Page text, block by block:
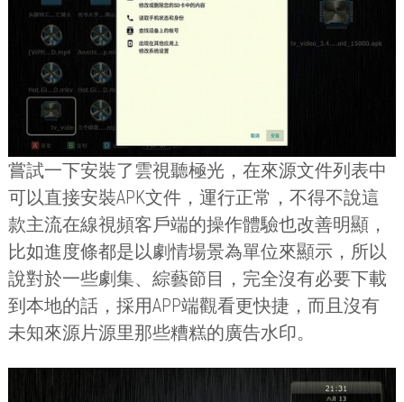
嘗試一下安裝了雲視聽極光，在來源文件列表中
可以直接安裝APK文件，運行正常，不得不說這
款主流在線視頻客戶端的操作體驗也改善明顯，
比如進度條都是以劇情場景為單位來顯示，所以
說對於一些劇集、綜藝節目，完全沒有必要下載
到本地的話，採用APP端觀看更快捷，而且沒有
未知來源片源里那些糟糕的廣告水印。